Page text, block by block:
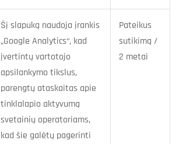
Šį slapuką naudoja įrankis
„Google Analytics“, kad
įvertintų vartotojo
apsilankymo tikslus,
parengtų ataskaitas apie
tinklalapio aktyvumą
svetainių operatoriams,
kad šie galėtų pagerinti
Pateikus
sutikimą /
2 metai